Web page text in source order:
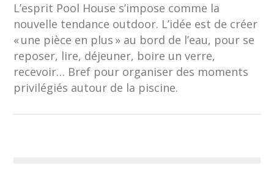
L’esprit Pool House s’impose comme la
nouvelle tendance outdoor. L’idée est de créer
« une pièce en plus » au bord de l’eau, pour se
reposer, lire, déjeuner, boire un verre,
recevoir… Bref pour organiser des moments
privilégiés autour de la piscine.